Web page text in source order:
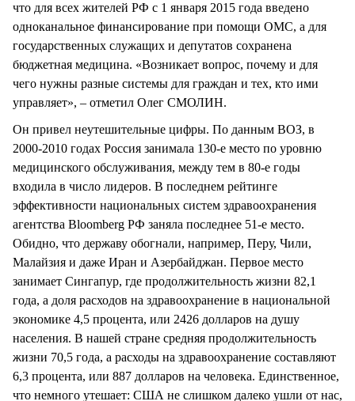
что для всех жителей РФ с 1 января 2015 года введено
одноканальное финансирование при помощи ОМС, а для
государственных служащих и депутатов сохранена
бюджетная медицина. «Возникает вопрос, почему и для
чего нужны разные системы для граждан и тех, кто ими
управляет», – отметил Олег СМОЛИН.
Он привел неутешительные цифры. По данным ВОЗ, в
2000-2010 годах Россия занимала 130-е место по уровню
медицинского обслуживания, между тем в 80-е годы
входила в число лидеров. В последнем рейтинге
эффективности национальных систем здравоохранения
агентства Bloomberg РФ заняла последнее 51-е место.
Обидно, что державу обогнали, например, Перу, Чили,
Малайзия и даже Иран и Азербайджан. Первое место
занимает Сингапур, где продолжительность жизни 82,1
года, а доля расходов на здравоохранение в национальной
экономике 4,5 процента, или 2426 долларов на душу
населения. В нашей стране средняя продолжительность
жизни 70,5 года, а расходы на здравоохранение составляют
6,3 процента, или 887 долларов на человека. Единственное,
что немного утешает: США не слишком далеко ушли от нас,